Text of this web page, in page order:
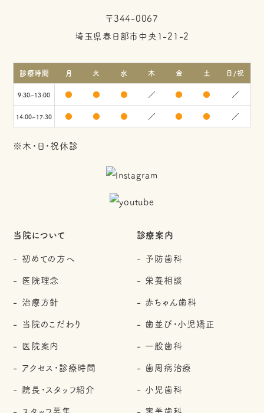
〒344-0067
埼玉県春日部市中央1-21-2
診療時間 月 火 水 木 金 土 日/祝
9:30~13:00 ● ● ● ／ ● ● ／
14:00~17:30 ● ● ● ／ ● ● ／
※木・日・祝休診
当院について
初めての方へ
医院理念
治療方針
当院のこだわり
医院案内
アクセス・診療時間
院長・スタッフ紹介
診療案内
予防歯科
栄養相談
赤ちゃん歯科
歯並び・小児矯正
一般歯科
歯周病治療
小児歯科